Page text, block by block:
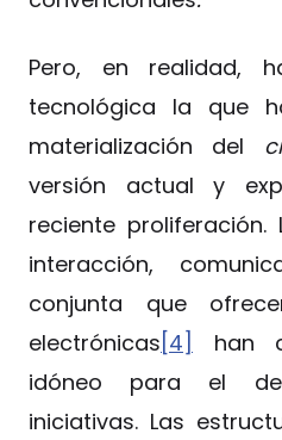
Pero, en realidad,
tecnológica la que
materialización del
versión actual y
reciente proliferación.
interacción,
conjunta que
electrónicas [4]
han
idóneo para el
iniciativas. Las